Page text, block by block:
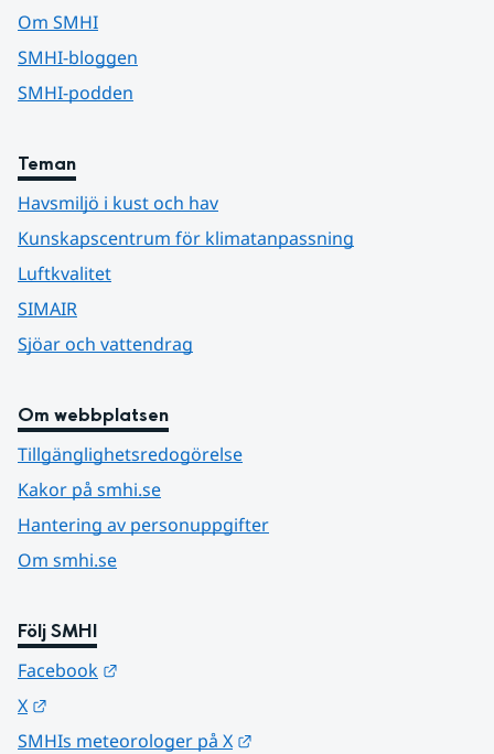
Om SMHI
SMHI-bloggen
SMHI-podden
Teman
Havsmiljö i kust och hav
Kunskapscentrum för klimatanpassning
Luftkvalitet
SIMAIR
Sjöar och vattendrag
Om webbplatsen
Tillgänglighetsredogörelse
Kakor på smhi.se
Hantering av personuppgifter
Om smhi.se
Följ SMHI
Facebook
X
SMHIs meteorologer på X